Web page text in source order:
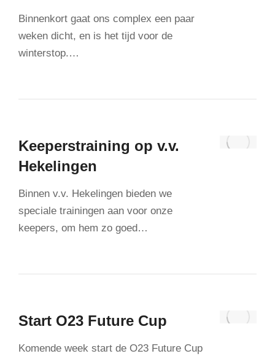
Binnenkort gaat ons complex een paar
weken dicht, en is het tijd voor de
winterstop.…
Keeperstraining op v.v.
Hekelingen
Binnen v.v. Hekelingen bieden we
speciale trainingen aan voor onze
keepers, om hem zo goed…
Start O23 Future Cup
Komende week start de O23 Future Cup